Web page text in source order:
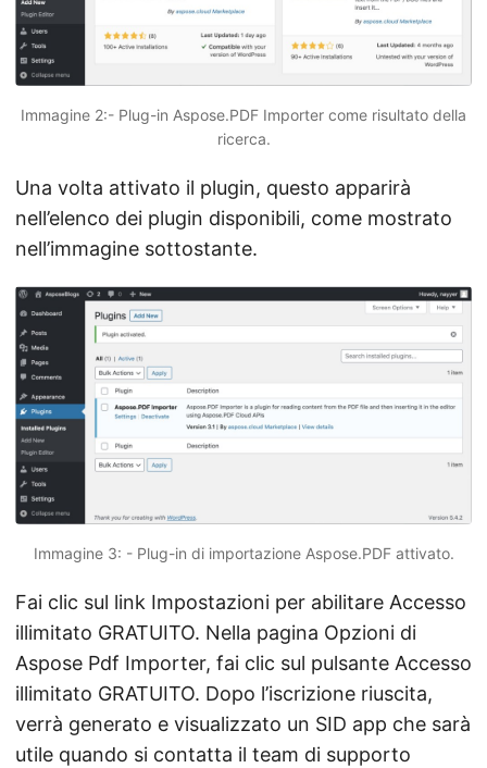
Immagine 2:- Plug-in Aspose.PDF Importer come risultato della
ricerca.
Una volta attivato il plugin, questo apparirà
nell’elenco dei plugin disponibili, come mostrato
nell’immagine sottostante.
Immagine 3: - Plug-in di importazione Aspose.PDF attivato.
Fai clic sul link Impostazioni per abilitare Accesso
illimitato GRATUITO. Nella pagina Opzioni di
Aspose Pdf Importer, fai clic sul pulsante Accesso
illimitato GRATUITO. Dopo l’iscrizione riuscita,
verrà generato e visualizzato un SID app che sarà
utile quando si contatta il team di supporto